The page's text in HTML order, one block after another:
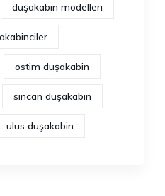
duşakabin modelleri
ostim duşakabin
sincan duşakabin
ulus duşakabin